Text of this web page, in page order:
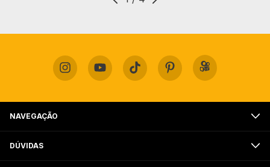
NAVEGAÇÃO
DÚVIDAS